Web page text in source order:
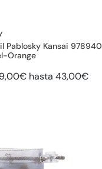
Pablosky Kansai 978940
Orange
hasta 43,00€